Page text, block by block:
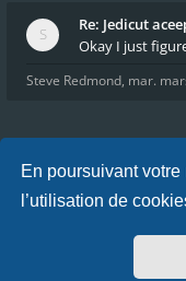
En poursuivant
l’utilisation de
Re: Jedicut
Okay I just
Steve Redmond, mar.
Accueil Index du
Nous